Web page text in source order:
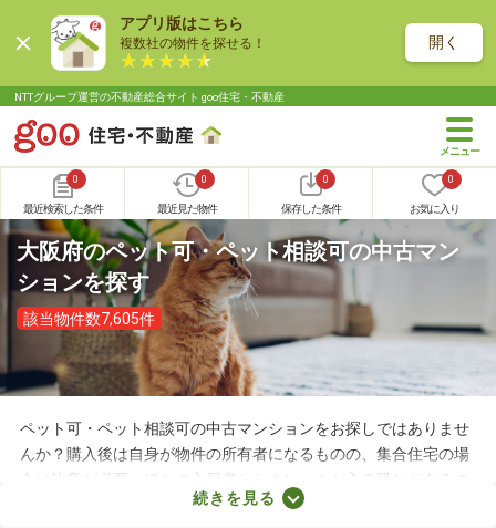
アプリ版はこちら
複数社の物件を探せる！ 開く
NTTグループ運営の不動産総合サイト goo住宅・不動産
0
最近検索した条件
0
最近見た物件
0
保存した条件
0
お気に入り
大阪府のペット可・ペット相談可の中古マン
ションを探す
該当物件数7,605件
ペット可・ペット相談可の中古マンションをお探しではありませ
んか？購入後は自身が物件の所有者になるものの、集合住宅の場
合は注意が必要。ほかの入居者からクレームが入る恐れがあるの
で、大切な家族と引っ越す際は、ペット可の物件を選ぶことが大
続きを見る